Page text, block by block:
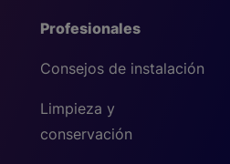
Profesionales
Consejos de instalación
Limpieza y
conservación